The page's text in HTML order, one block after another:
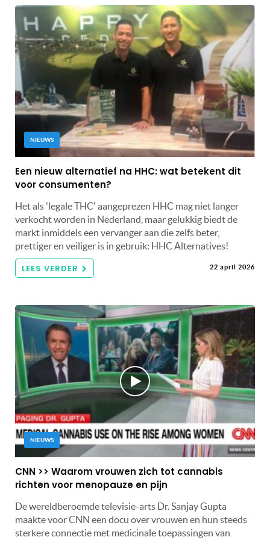
NIEUWS
Een nieuw alternatief na HHC: wat betekent dit
voor consumenten?
Het als 'legale THC' aangeprezen HHC mag niet langer
verkocht worden in Nederland, maar gelukkig biedt de
markt inmiddels een vervanger aan die zelfs beter,
prettiger en veiliger is in gebruik: HHC Alternatives!
LEES VERDER 22 april 2026
NIEUWS
CNN >> Waarom vrouwen zich tot cannabis
richten voor menopauze en pijn
De wereldberoemde televisie-arts Dr. Sanjay Gupta
maakte voor CNN een docu over vrouwen en hun steeds
sterkere connectie met medicinale toepassingen van